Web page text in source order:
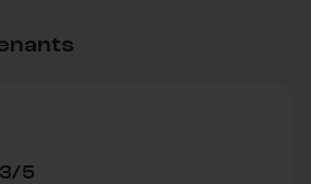
de Framer
pratiques
3/5